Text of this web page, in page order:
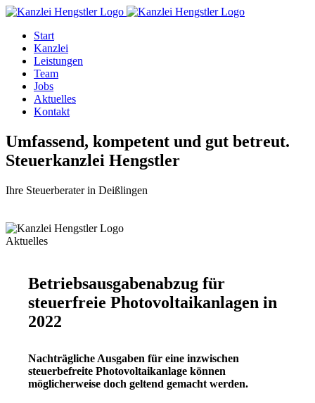
Start
Kanzlei
Leistungen
Team
Jobs
Aktuelles
Kontakt
Umfassend, kompetent und gut betreut.
Steuerkanzlei Hengstler
Ihre Steuerberater in Deißlingen
Aktuelles
Betriebsausgabenabzug für
steuerfreie Photovoltaikanlagen in
2022
Nachträgliche Ausgaben für eine inzwischen
steuerbefreite Photovoltaikanlage können
möglicherweise doch geltend gemacht werden.